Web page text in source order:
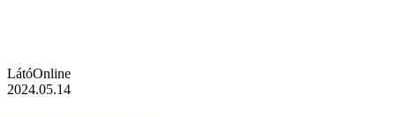
LátóOnline
2024.05.14